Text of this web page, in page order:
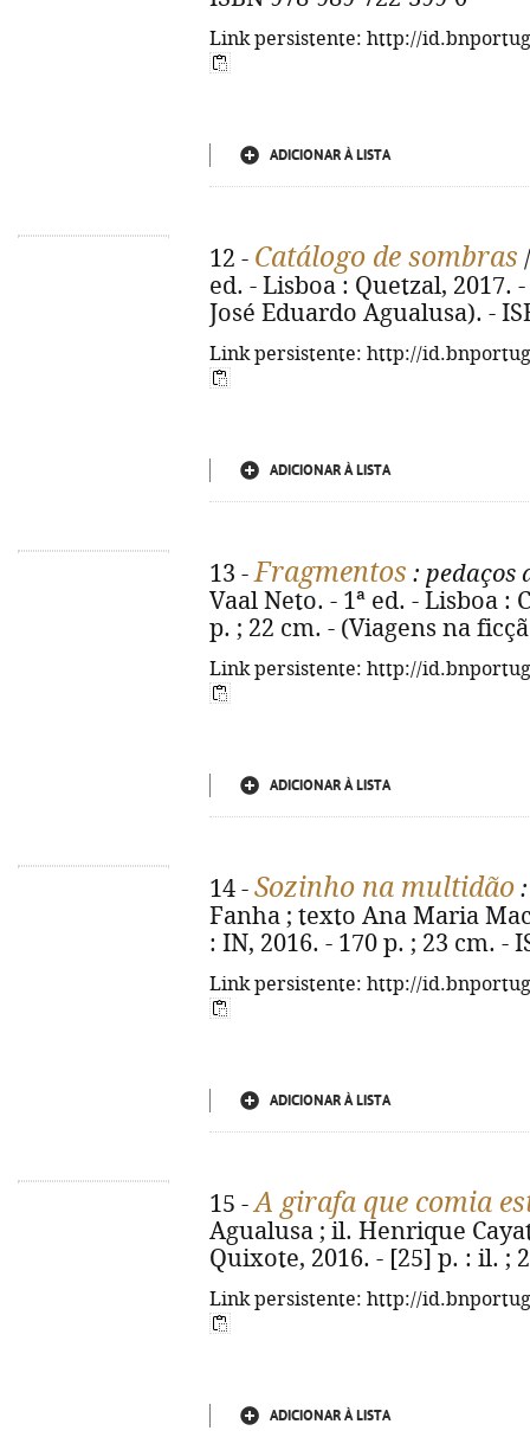
Link persistente: http://
ADICIONAR À LISTA
12 - Catálogo de sombras
ed. - Lisboa : Quetzal, 2017.
José Eduardo Agualusa). -
Link persistente: http://
ADICIONAR À LISTA
13 -Fragmentos : pedaços
Vaal Neto. - 1ª ed. - Lisboa :
p. ; 22 cm. - (Viagens na
Link persistente: http://
ADICIONAR À LISTA
14 - Sozinho na multidão
Fanha ; texto Ana Maria
: IN, 2016. - 170 p. ; 23 cm. -
Link persistente: http://
ADICIONAR À LISTA
15 -A girafa que comia
Agualusa ; il. Henrique
Quixote, 2016. - [25] p. : il. ;
Link persistente: http://
ADICIONAR À LISTA